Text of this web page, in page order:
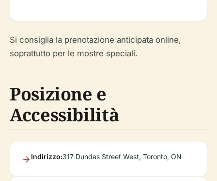
Si consiglia la prenotazione anticipata online,
soprattutto per le mostre speciali.
Posizione e
Accessibilità
Indirizzo:317 Dundas Street West, Toronto, ON